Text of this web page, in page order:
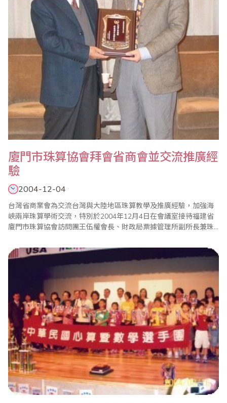
市港務總公司李德明總經理等一行6人。張理事長表示，江蘇省發展
快速，日新月異，曾多次造訪，但每次都有不同的感..
廈門市珠算協會拜會省商會並交流推廣經
驗
2004-12-04
台灣省商業會為交流台灣與大陸地區珠算教學及推廣經驗，加強海
峽兩岸珠算學術交流，特別於2004年12月4日在會議室接待福建省
廈門市珠算協會訪問團王伍權會長、財政局票據管理所副所長兼珠
璐等一行5人。訪問團一行人於12月4日上午邀請到會訪問，除了介
紹雙方成員外，葉宗義副理事長也與來訪人員交換意見，在兩岸各
項珠算活動中進行交流，未來期望持續互訪及交..